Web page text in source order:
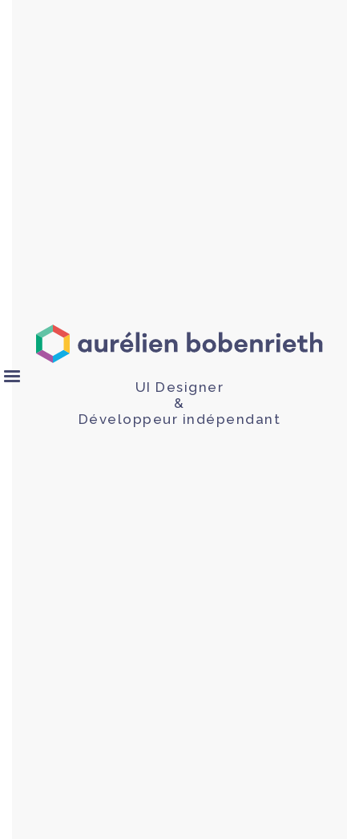
UI Designer
&
Développeur indépendant